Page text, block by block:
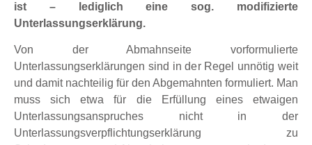
ist – lediglich eine sog. modifizierte
Unterlassungserklärung.
Von der Abmahnseite vorformulierte
Unterlassungserklärungen sind in der Regel unnötig weit
und damit nachteilig für den Abgemahnten formuliert. Man
muss sich etwa für die Erfüllung eines etwaigen
Unterlassungsanspruches nicht in der
Unterlassungsverpflichtungserklärung zu